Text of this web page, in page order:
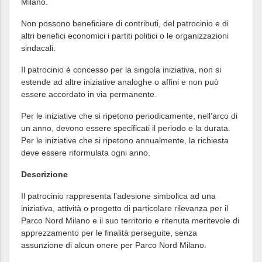
Non possono beneficiare di contributi, del patrocinio e di
altri benefici economici i partiti politici o le organizzazioni
sindacali.
Il patrocinio è concesso per la singola iniziativa, non si
estende ad altre iniziative analoghe o affini e non può
essere accordato in via permanente.
Per le iniziative che si ripetono periodicamente, nell’arco di
un anno, devono essere specificati il periodo e la durata.
Per le iniziative che si ripetono annualmente, la richiesta
deve essere riformulata ogni anno.
Descrizione
Il patrocinio rappresenta l’adesione simbolica ad una
iniziativa, attività o progetto di particolare rilevanza per il
Parco Nord Milano e il suo territorio e ritenuta meritevole di
apprezzamento per le finalità perseguite, senza
assunzione di alcun onere per Parco Nord Milano.